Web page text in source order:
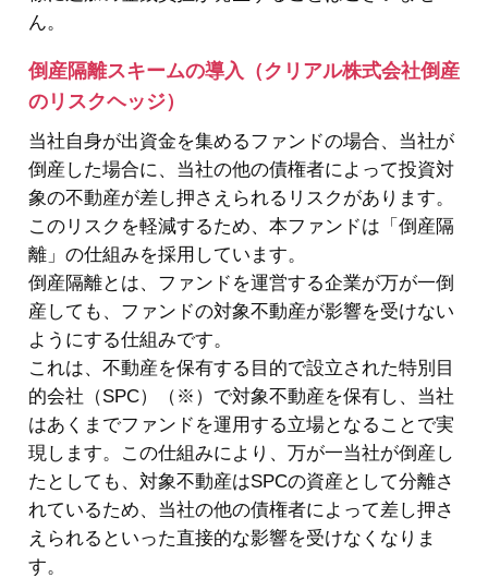
ん。
倒産隔離スキームの導入（クリアル株式会社倒産
のリスクヘッジ）
当社自身が出資金を集めるファンドの場合、当社が
倒産した場合に、当社の他の債権者によって投資対
象の不動産が差し押さえられるリスクがあります。
このリスクを軽減するため、本ファンドは「倒産隔
離」の仕組みを採用しています。
倒産隔離とは、ファンドを運営する企業が万が一倒
産しても、ファンドの対象不動産が影響を受けない
ようにする仕組みです。
これは、不動産を保有する目的で設立された特別目
的会社（SPC）（※）で対象不動産を保有し、当社
はあくまでファンドを運用する立場となることで実
現します。この仕組みにより、万が一当社が倒産し
たとしても、対象不動産はSPCの資産として分離さ
れているため、当社の他の債権者によって差し押さ
えられるといった直接的な影響を受けなくなりま
す。